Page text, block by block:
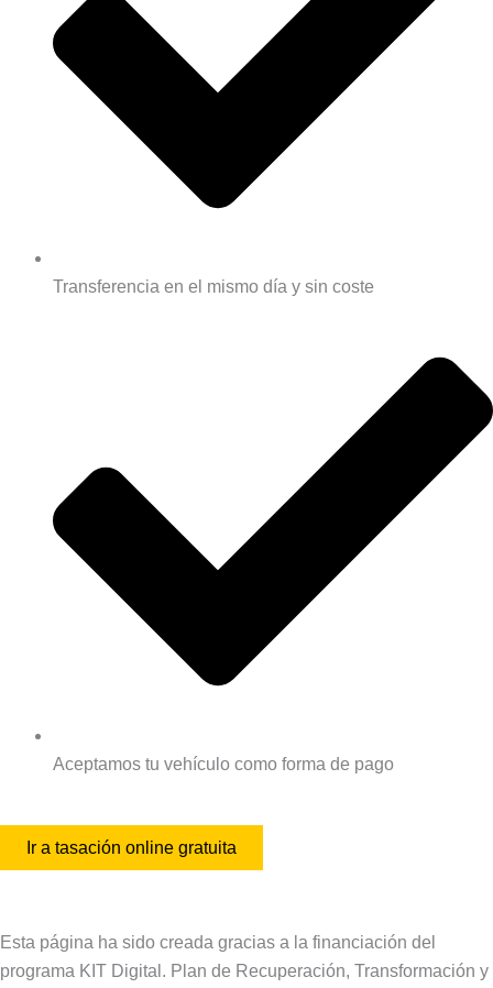
Transferencia en el mismo día y sin coste
Aceptamos tu vehículo como forma de pago
Ir a tasación online gratuita
Esta página ha sido creada gracias a la financiación del
programa KIT Digital. Plan de Recuperación, Transformación y